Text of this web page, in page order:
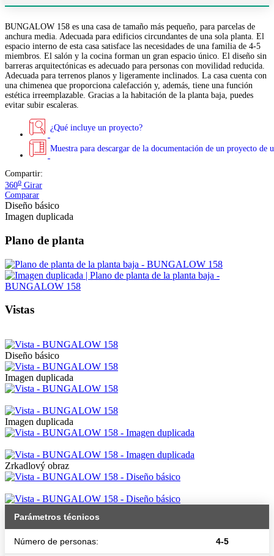
BUNGALOW 158 es una casa de tamaño más pequeño, para parcelas de
anchura media. Adecuada para edificios circundantes de una sola planta. El
espacio interno de esta casa satisface las necesidades de una familia de 4-5
miembros. El salón y la cocina forman un gran espacio único. El diseño sin
barreras arquitectónicas es adecuado para personas con movilidad reducida.
Adecuada para terrenos planos y ligeramente inclinados. La casa cuenta con
una chimenea que proporciona calefacción y, además, tiene una función
estética irreemplazable. Gracias a la habitación de la planta baja, puedes
evitar subir escaleras.
¿Qué incluye un proyecto?
Muestra para descargar de la documentación de un proyecto de
Compartir:
360o Girar
Comparar
Diseño básico
Imagen duplicada
Plano de planta
Vistas
Diseño básico
Imagen duplicada
Imagen duplicada
Zrkadlový obraz
Parámetros técnicos
Número de personas: 4-5